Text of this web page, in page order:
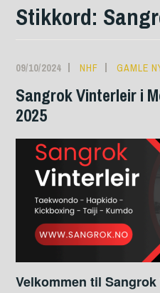
Stikkord:
09/10/2024 NHF GAMLE
Sangrok Vinterleir i
2025
Velkommen til